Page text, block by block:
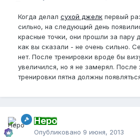
Когда делал сухой джелк первый
сильно, на следующий день
красные точки, они прошли за пару
как вы сказали - не очень сильно.
нет. После тренировки вроде бы
увеличился, но я не замерял. После
тренировки пятна должны
Неро
Опубликовано 9 июня, 2013